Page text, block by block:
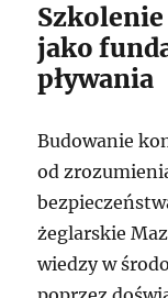
jako
pływania
Budowanie
od
żeglarskie
wiedzy w